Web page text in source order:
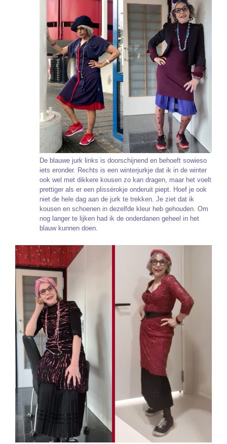
De blauwe jurk links is doorschijnend en behoeft sowieso
iets eronder. Rechts is een winterjurkje dat ik in de winter
ook wel met dikkere kousen zo kan dragen, maar het voelt
prettiger als er een plissérokje onderuit piept. Hoef je ook
niet de hele dag aan de jurk te trekken. Je ziet dat ik
kousen en schoenen in dezelfde kleur heb gehouden. Om
nog langer te lijken had ik de onderdanen geheel in het
blauw kunnen doen.